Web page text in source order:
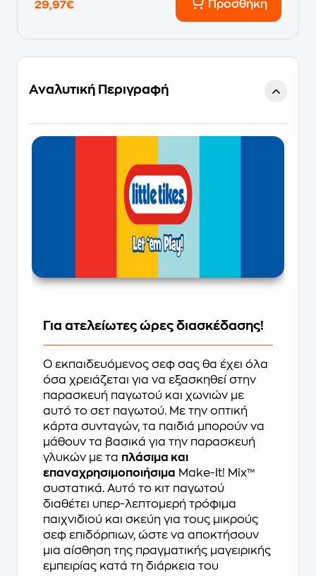
29,97€
Προσθήκη
Αναλυτική Περιγραφή
Για ατελείωτες ώρες διασκέδασης!
Ο εκπαιδευόμενος σεφ σας θα έχει όλα
όσα χρειάζεται για να εξασκηθεί στην
παρασκευή παγωτού και χωνιών με
αυτό το σετ παγωτού. Με την οπτική
κάρτα συνταγών, τα παιδιά μπορούν να
μάθουν τα βασικά για την παρασκευή
γλυκών με τα πλάσιμα και
επαναχρησιμοποιήσιμα Make-It! Mix™
συστατικά. Αυτό το κιτ παγωτού
διαθέτει υπερ-λεπτομερή τρόφιμα
παιχνιδιού και σκεύη για τους μικρούς
σεφ επιδόρπιων, ώστε να αποκτήσουν
μια αίσθηση της πραγματικής μαγειρικής
εμπειρίας κατά τη διάρκεια του